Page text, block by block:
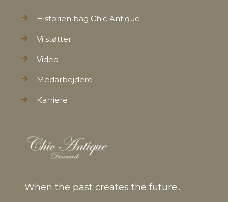
Historien bag Chic Antique
Vi støtter
Video
Medarbejdere
Karriere
When the past creates the future...